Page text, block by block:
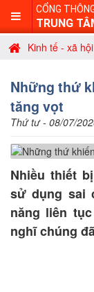
CỔNG
TRUNG
Kinh tế - xã hội
Những thứ
tăng vọt
Thứ tư - 08/07/
Nhiều thiết
sử dụng sai
năng liên
nghĩ chúng